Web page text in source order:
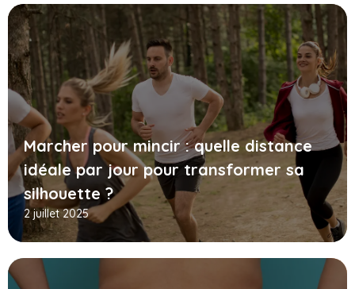
Marcher pour mincir : quelle distance
idéale par jour pour transformer sa
silhouette ?
2 juillet 2025